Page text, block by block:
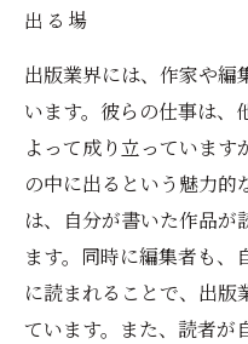
出る場
出版業界には、作家や編
います。彼らの仕事は、
よって成り立っていま
の中に出るという魅力的
は、自分が書いた作品が
ます。同時に編集者も、
に読まれることで、出
ています。また、読者が